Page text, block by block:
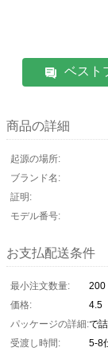
ベスト
商品の詳細
起源の場所:
ブランド名:
証明:
モデル番号:
お支払配送条件
最小注文数量:
200
価格:
4.5
パッケージの詳細:で
受渡し時間:
5-8